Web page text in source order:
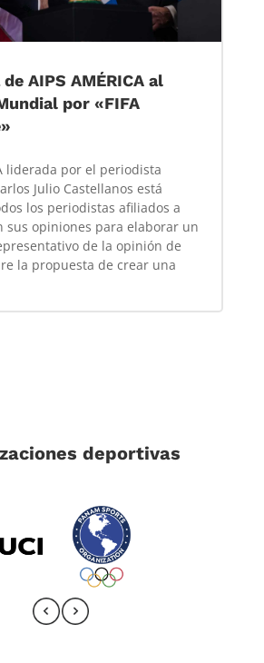
AIPS AMÉRICA al
por «FIFA
liderada por el periodista
Julio Castellanos está
los periodistas afiliados a
sus opiniones para elaborar un
de la opinión de
la propuesta de crear una
deportivas